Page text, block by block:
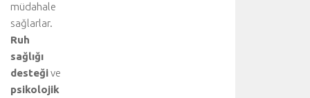
müdahale
sağlarlar.
Ruh
sağlığı
desteğive
psikolojik